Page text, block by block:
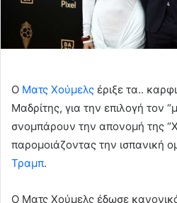
Ο Ματς Χούμελς έριξε τα..
Μαδρίτης, για την επιλογή τον
σνομπάρουν την απονομή της
παρομοιάζοντας την ισπανική
Τραμπ.
Ο Ματς Χούμελς έδωσε